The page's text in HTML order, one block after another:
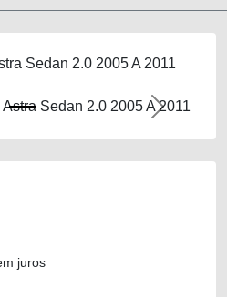
Sedan 2.0 2005 A 2011
Next
juros